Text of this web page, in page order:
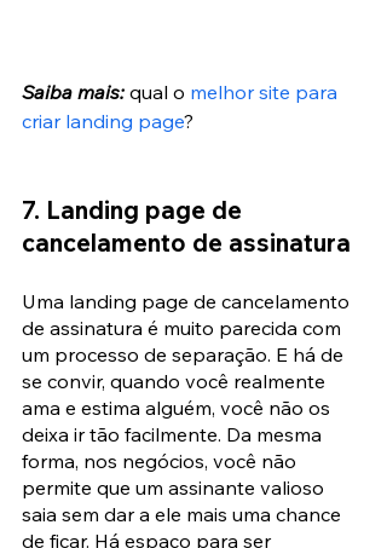
Saiba mais: qual o melhor site para
criar landing page?
7. Landing page de
cancelamento de assinatura
Uma landing page de cancelamento
de assinatura é muito parecida com
um processo de separação. E há de
se convir, quando você realmente
ama e estima alguém, você não os
deixa ir tão facilmente. Da mesma
forma, nos negócios, você não
permite que um assinante valioso
saia sem dar a ele mais uma chance
de ficar. Há espaço para ser